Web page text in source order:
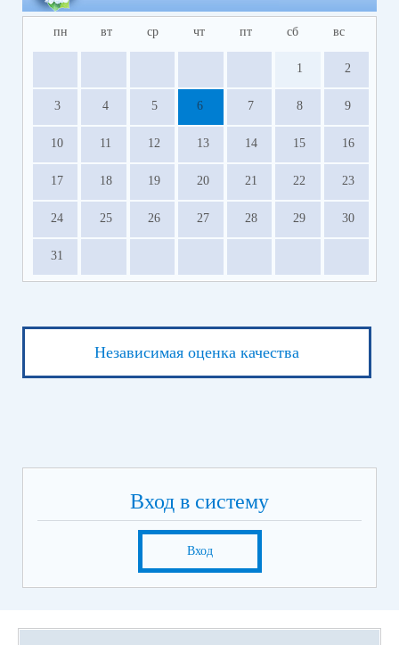
пн вт ср чт пт сб вс
1 2
3 4 5 6 7 8 9
10 11 12 13 14 15 16
17 18 19 20 21 22 23
24 25 26 27 28 29 30
31
Независимая оценка качества
Вход в систему
Вход